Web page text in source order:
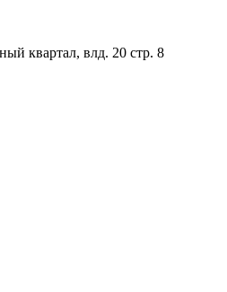
квартал, влд. 20 стр. 8